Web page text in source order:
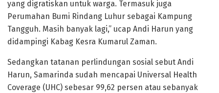
yang digratiskan untuk warga. Termasuk juga
Perumahan Bumi Rindang Luhur sebagai Kampung
Tangguh. Masih banyak lagi,” ucap Andi Harun yang
didampingi Kabag Kesra Kumarul Zaman.
Sedangkan tatanan perlindungan sosial sebut Andi
Harun, Samarinda sudah mencapai Universal Health
Coverage (UHC) sebesar 99,62 persen atau sebanyak